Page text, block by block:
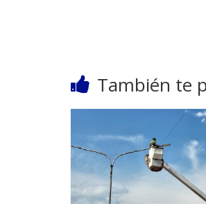
También te